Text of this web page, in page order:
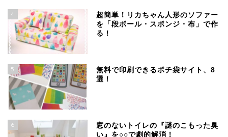
4
超簡単！リカちゃん人形のソファー
を「段ボール・スポンジ・布」で作
る！
5
無料で印刷できるポチ袋サイト、8
選！
6
窓のないトイレの『謎のこもった臭
い』を○○で劇的解消！